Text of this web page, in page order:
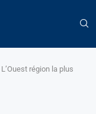
région la plus